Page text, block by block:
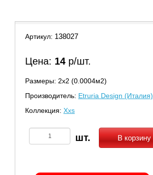
Артикул: 138027
Цена: 14 р/шт.
Размеры: 2х2 (0.0004м2)
Производитель: Etruria Design (Италия)
Коллекция: Xxs
В корзину